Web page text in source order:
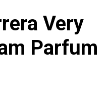
Very
Parfum